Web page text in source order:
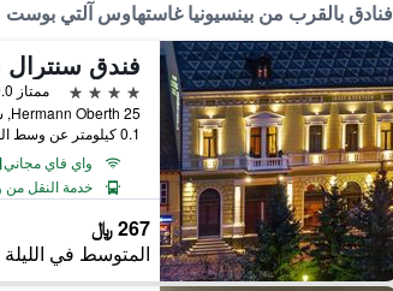
فنادق بالقرب من بينسيونيا غاستهاوس آلتي بوست
4 نجوم
ممتاز 9.0
Hermann Oberth 25, سيغيزوارا, رومانيا
0.1 كيلومتر عن وسط المدينة
واي فاي مجاني
خدمة النقل من
267 ﷼
المتوسط في الليلة